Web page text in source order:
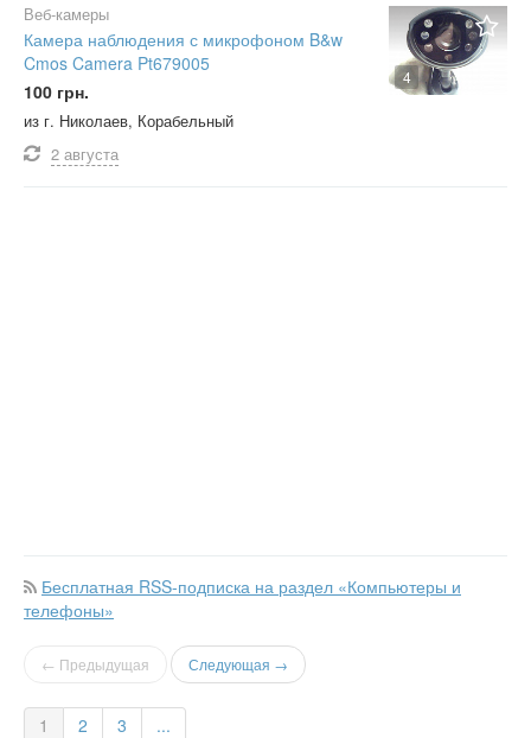
4
Веб-камеры
Камера наблюдения с микрофоном B&w
Cmos Camera Pt679005
100 грн.
из г. Николаев, Корабельный
2 августа
Бесплатная RSS-подписка на раздел «Компьютеры и
телефоны»
← Предыдущая Следующая →
1 2 3 ...